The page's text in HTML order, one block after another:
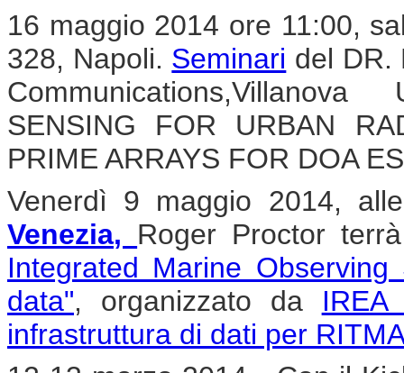
16 maggio 2014 ore 11:00,
328, Napoli. Seminari del DR.
SENSING FOR URBAN
PRIME ARRAYS FOR DOA
Venerdì 9 maggio 2014,
Venezia, Roger Proctor
Integrated Marine
data", organizzato da
infrastruttura di dati per